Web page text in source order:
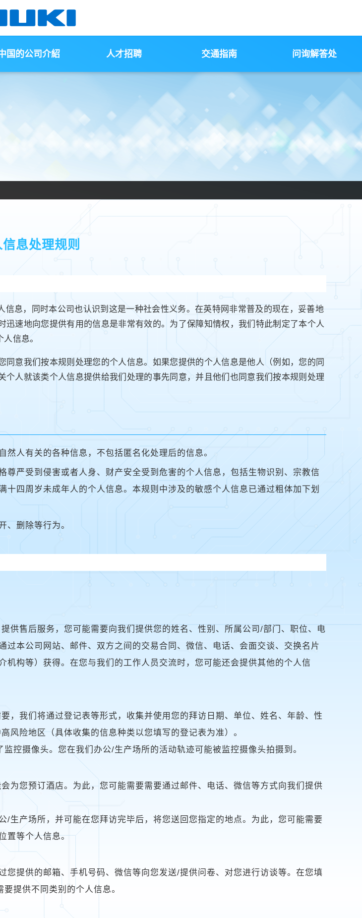
国的公司介紹 人才招聘 交通指南 问询解答处
息处理规则
信息，同时本公司也认识到这是一种社会性义务。在英特网非常普及的现在，妥善地
速地向您提供有用的信息是非常有效的。为了保障知情权，我们特此制定了本个人
信息。
意我们按本规则处理您的个人信息。如果您提供的个人信息是他人（例如，您的同
人就该类个人信息提供给我们处理的事先同意，并且他们也同意我们按本规则处理
人有关的各种信息，不包括匿名化处理后的信息。
严受到侵害或者人身、财产安全受到危害的个人信息，包括生物识别、宗教信
四周岁未成年人的个人信息。本规则中涉及的敏感个人信息已通过粗体加下划
、删除等行为。
供售后服务，您可能需要向我们提供您的姓名、性别、所属公司/部门、职位、电
本公司网站、邮件、双方之间的交易合同、微信、电话、会面交谈、交换名片
构等）获得。在您与我们的工作人员交流时，您可能还会提供其他的个人信
，我们将通过登记表等形式，收集并使用您的拜访日期、单位、姓名、年龄、性
风险地区（具体收集的信息种类以您填写的登记表为准）。
控摄像头。您在我们办公/生产场所的活动轨迹可能被监控摄像头拍摄到。
为您预订酒店。为此，您可能需要需要通过邮件、电话、微信等方式向我们提供
生产场所，并可能在您拜访完毕后，将您送回您指定的地点。为此，您可能需要
置等个人信息。
提供的邮箱、手机号码、微信等向您发送/提供问卷、对您进行访谈等。在您填
提供不同类别的个人信息。